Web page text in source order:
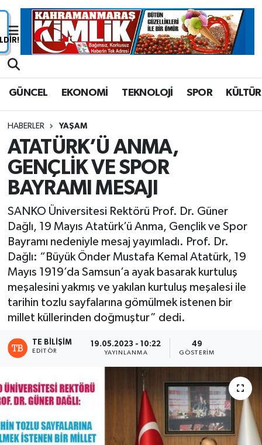
GÜNCEL EKONOMİ TEKNOLOJİ SPOR KÜLTÜR
HABERLER YAŞAM
ATATÜRK’Ü ANMA,
GENÇLİK VE SPOR
BAYRAMI MESAJI
SANKO Üniversitesi Rektörü Prof. Dr. Güner
Dağlı, 19 Mayıs Atatürk’ü Anma, Gençlik ve Spor
Bayramı nedeniyle mesaj yayımladı. Prof. Dr.
Dağlı: “Büyük Önder Mustafa Kemal Atatürk, 19
Mayıs 1919’da Samsun’a ayak basarak kurtuluş
meşalesini yakmış ve yakılan kurtuluş meşalesi ile
tarihin tozlu sayfalarına gömülmek istenen bir
millet küllerinden doğmuştur” dedi.
TE BILIŞIM
EDITÖR
19.05.2023 - 10:22
YAYINLANMA
49
GÖSTERIM
Nöbetçi Eczaneler
Trafik Durumu
Süper Lig Puan Durumu ve Fikstür
Tüm Manşetler
Son Dakika Haberleri
Haber Arşivi